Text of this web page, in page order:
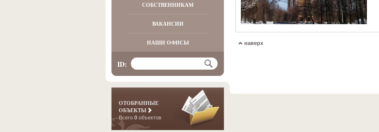
СОБСТВЕННИКАМ
ВАКАНСИИ
НАШИ ОФИСЫ
ID:
ОТОБРАННЫЕ
ОБЪЕКТЫ
Всего 0 объектов
наверх